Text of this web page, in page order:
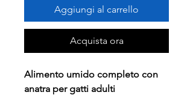
Aggiungi al carrello
Acquista ora
Alimento umido completo con
anatra per gatti adulti